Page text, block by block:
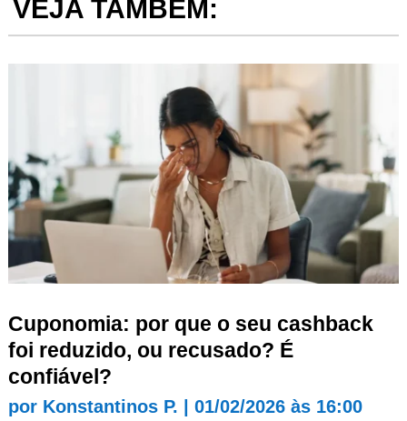
VEJA TAMBÉM:
Cuponomia: por que o seu cashback
foi reduzido, ou recusado? É
confiável?
por Konstantinos P. 01/02/2026 às 16:00